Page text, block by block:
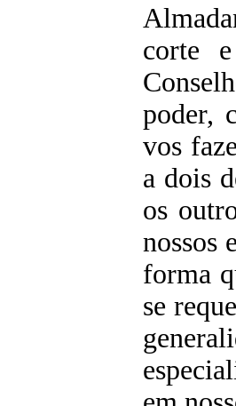
corte
poder,
vos
a dois
os
nossos
forma
se